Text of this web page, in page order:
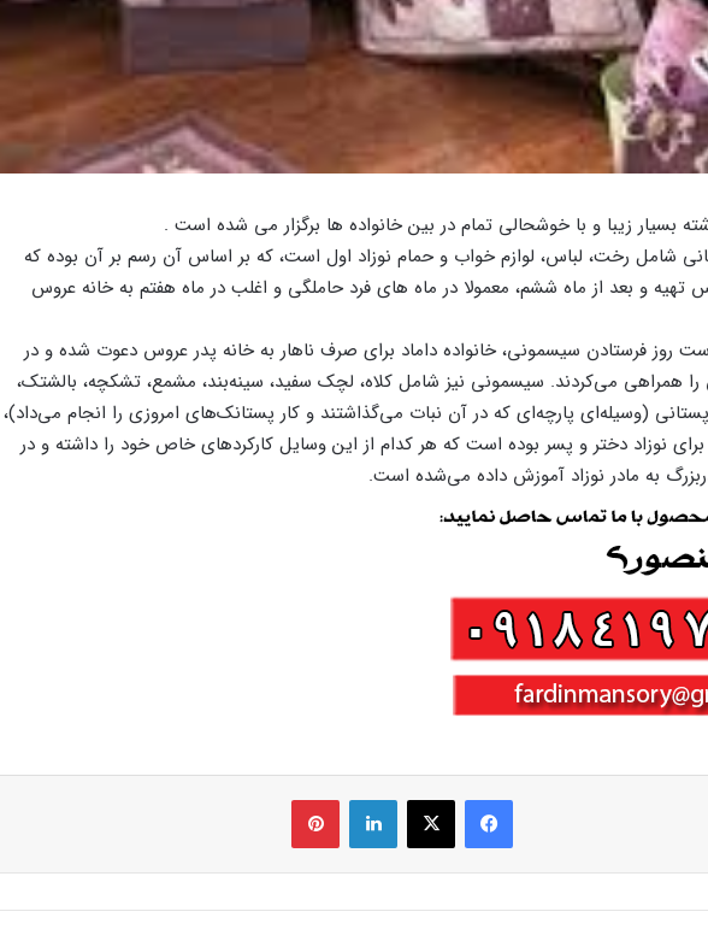
بسیار زیبا و با خوشحالی تمام در بین خانواده ها برگزار می شده است .
شامل رخت، لباس، لوازم خواب و حمام نوزاد اول است، که بر اساس آن رسم بر آن بوده که
تهیه و بعد از ماه ششم، معمولا در ماه های فرد حاملگی و اغلب در ماه هفتم به خانه عروس
روز فرستادن سیسمونی، خانواده داماد برای صرف ناهار به خانه پدر عروس دعوت شده و در
همراهی می‌کردند. سیسمونی نیز شامل کلاه، لچک سفید، سینه‌بند، مشمع، تشکچه، بالشتک،
پستانی (وسیله‌ای پارچه‌ای که در آن نبات می‌گذاشتند و کار پستانک‌های امروزی را انجام می‌داد)،
نوزاد دختر و پسر بوده است که هر کدام از این وسایل کارکرد‌های خاص خود را داشته و در
به مادر نوزاد آموزش داده می‌شده است.
فیس بوک X لینکدین ‫پین‌ترست